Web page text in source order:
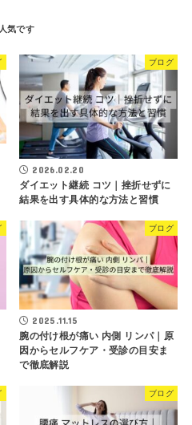
ブログ
2026.02.20
ダイエット継続 コツ｜挫折せずに
結果を出す具体的な方法と習慣
ブログ
2025.11.15
腕の付け根が痛い 内側 リンパ｜原
因からセルフケア・受診の目安ま
で徹底解説
ブログ